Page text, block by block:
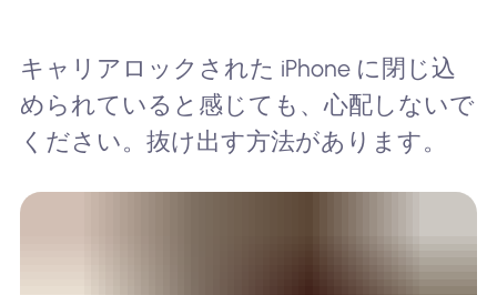
キャリアロックされた iPhone に閉じ込
められていると感じても、心配しないで
ください。抜け出す方法があります。